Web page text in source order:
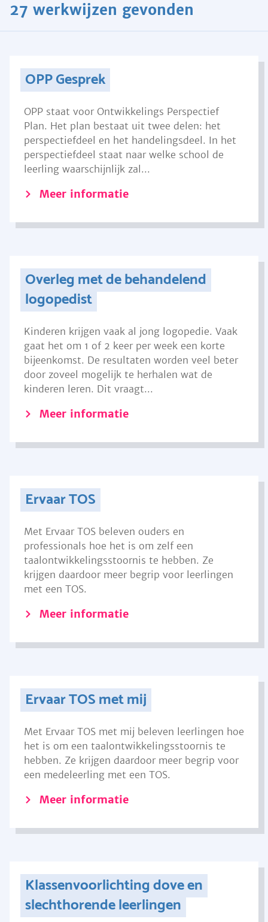
27 werkwijzen gevonden
OPP Gesprek
OPP staat voor Ontwikkelings Perspectief
Plan. Het plan bestaat uit twee delen: het
perspectiefdeel en het handelingsdeel. In het
perspectiefdeel staat naar welke school de
leerling waarschijnlijk zal...
Meer informatie
Overleg met de behandelend
logopedist
Kinderen krijgen vaak al jong logopedie. Vaak
gaat het om 1 of 2 keer per week een korte
bijeenkomst. De resultaten worden veel beter
door zoveel mogelijk te herhalen wat de
kinderen leren. Dit vraagt...
Meer informatie
Ervaar TOS
Met Ervaar TOS beleven ouders en
professionals hoe het is om zelf een
taalontwikkelingsstoornis te hebben. Ze
krijgen daardoor meer begrip voor leerlingen
met een TOS.
Meer informatie
Ervaar TOS met mij
Met Ervaar TOS met mij beleven leerlingen hoe
het is om een taalontwikkelingsstoornis te
hebben. Ze krijgen daardoor meer begrip voor
een medeleerling met een TOS.
Meer informatie
Klassenvoorlichting dove en
slechthorende leerlingen